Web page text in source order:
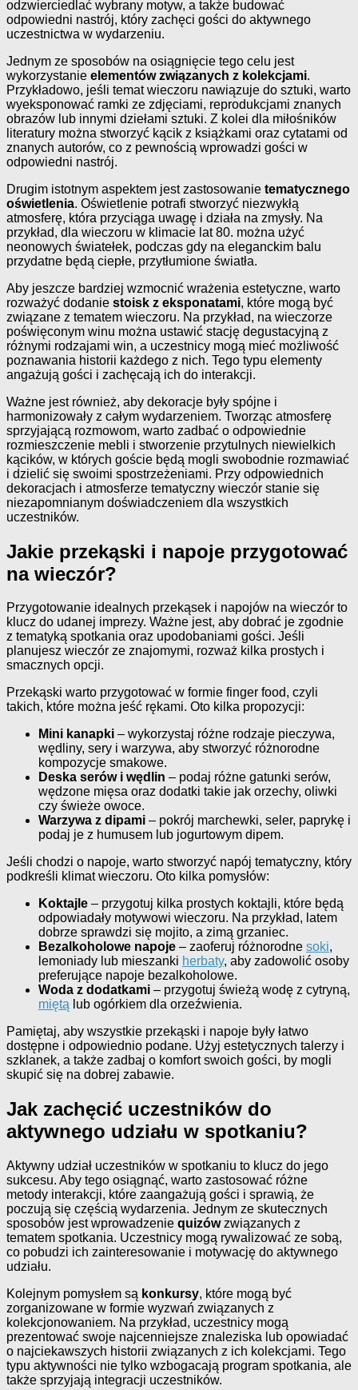
odzwierciedlać wybrany motyw, a także budować
odpowiedni nastrój, który zachęci gości do aktywnego
uczestnictwa w wydarzeniu.
Jednym ze sposobów na osiągnięcie tego celu jest
wykorzystanie elementów związanych z kolekcjami.
Przykładowo, jeśli temat wieczoru nawiązuje do sztuki, warto
wyeksponować ramki ze zdjęciami, reprodukcjami znanych
obrazów lub innymi dziełami sztuki. Z kolei dla miłośników
literatury można stworzyć kącik z książkami oraz cytatami od
znanych autorów, co z pewnością wprowadzi gości w
odpowiedni nastrój.
Drugim istotnym aspektem jest zastosowanie tematycznego
oświetlenia. Oświetlenie potrafi stworzyć niezwykłą
atmosferę, która przyciąga uwagę i działa na zmysły. Na
przykład, dla wieczoru w klimacie lat 80. można użyć
neonowych światełek, podczas gdy na eleganckim balu
przydatne będą ciepłe, przytłumione światła.
Aby jeszcze bardziej wzmocnić wrażenia estetyczne, warto
rozważyć dodanie stoisk z eksponatami, które mogą być
związane z tematem wieczoru. Na przykład, na wieczorze
poświęconym winu można ustawić stację degustacyjną z
różnymi rodzajami win, a uczestnicy mogą mieć możliwość
poznawania historii każdego z nich. Tego typu elementy
angażują gości i zachęcają ich do interakcji.
Ważne jest również, aby dekoracje były spójne i
harmonizowały z całym wydarzeniem. Tworząc atmosferę
sprzyjającą rozmowom, warto zadbać o odpowiednie
rozmieszczenie mebli i stworzenie przytulnych niewielkich
kącików, w których goście będą mogli swobodnie rozmawiać
i dzielić się swoimi spostrzeżeniami. Przy odpowiednich
dekoracjach i atmosferze tematyczny wieczór stanie się
niezapomnianym doświadczeniem dla wszystkich
uczestników.
Jakie przekąski i napoje przygotować
na wieczór?
Przygotowanie idealnych przekąsek i napojów na wieczór to
klucz do udanej imprezy. Ważne jest, aby dobrać je zgodnie
z tematyką spotkania oraz upodobaniami gości. Jeśli
planujesz wieczór ze znajomymi, rozważ kilka prostych i
smacznych opcji.
Przekąski warto przygotować w formie finger food, czyli
takich, które można jeść rękami. Oto kilka propozycji:
Mini kanapki – wykorzystaj różne rodzaje pieczywa,
wędliny, sery i warzywa, aby stworzyć różnorodne
kompozycje smakowe.
Deska serów i wędlin – podaj różne gatunki serów,
wędzone mięsa oraz dodatki takie jak orzechy, oliwki
czy świeże owoce.
Warzywa z dipami – pokrój marchewki, seler, paprykę i
podaj je z humusem lub jogurtowym dipem.
Jeśli chodzi o napoje, warto stworzyć napój tematyczny, który
podkreśli klimat wieczoru. Oto kilka pomysłów:
Koktajle – przygotuj kilka prostych koktajli, które będą
odpowiadały motywowi wieczoru. Na przykład, latem
dobrze sprawdzi się mojito, a zimą grzaniec.
Bezalkoholowe napoje – zaoferuj różnorodne soki,
lemoniady lub mieszanki herbaty, aby zadowolić osoby
preferujące napoje bezalkoholowe.
Woda z dodatkami – przygotuj świeżą wodę z cytryną,
miętą lub ogórkiem dla orzeźwienia.
Pamiętaj, aby wszystkie przekąski i napoje były łatwo
dostępne i odpowiednio podane. Użyj estetycznych talerzy i
szklanek, a także zadbaj o komfort swoich gości, by mogli
skupić się na dobrej zabawie.
Jak zachęcić uczestników do
aktywnego udziału w spotkaniu?
Aktywny udział uczestników w spotkaniu to klucz do jego
sukcesu. Aby tego osiągnąć, warto zastosować różne
metody interakcji, które zaangażują gości i sprawią, że
poczują się częścią wydarzenia. Jednym ze skutecznych
sposobów jest wprowadzenie quizówzwiązanych z
tematem spotkania. Uczestnicy mogą rywalizować ze sobą,
co pobudzi ich zainteresowanie i motywację do aktywnego
udziału.
Kolejnym pomysłem są konkursy, które mogą być
zorganizowane w formie wyzwań związanych z
kolekcjonowaniem. Na przykład, uczestnicy mogą
prezentować swoje najcenniejsze znaleziska lub opowiadać
o najciekawszych historii związanych z ich kolekcjami. Tego
typu aktywności nie tylko wzbogacają program spotkania, ale
także sprzyjają integracji uczestników.